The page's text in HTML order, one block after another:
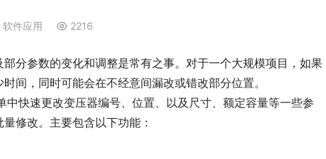
软件应用 2216
分参数的变化和调整是常有之事。对于一个大规模项目，如果
间，同时可能会在不经意间漏改或错改部分位置。
快速更改变压器编号、位置、以及尺寸、额定容量等一些参
修改。主要包含以下功能：